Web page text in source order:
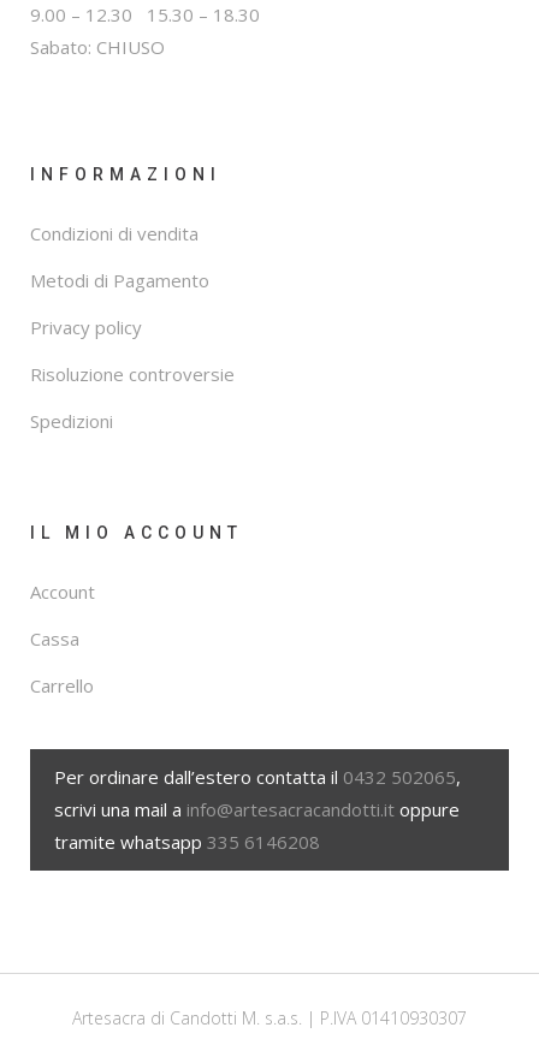
9.00 – 12.30 15.30 – 18.30
Sabato: CHIUSO
INFORMAZIONI
Condizioni di vendita
Metodi di Pagamento
Privacy policy
Risoluzione controversie
Spedizioni
IL MIO ACCOUNT
Account
Cassa
Carrello
Per ordinare dall’estero contatta il 0432 502065,
scrivi una mail a info@artesacracandotti.it oppure
tramite whatsapp 335 6146208
Artesacra di Candotti M. s.a.s. | P.IVA 01410930307